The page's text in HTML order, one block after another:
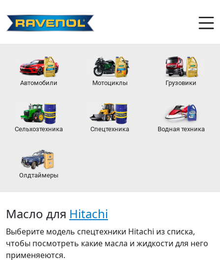
Автомобили Мотоциклы Грузовики
Сельхозтехника Спецтехника Водная техника
Олдтаймеры
Масло для Hitachi
Выберите модель спецтехники Hitachi из списка,
чтобы посмотреть какие масла и жидкости для него
применяеются.